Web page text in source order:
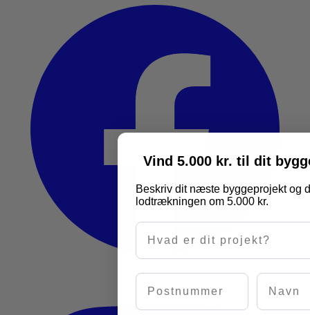
Vind 5.000 kr. til dit
Beskriv dit næste byggeprojekt og
lodtrækningen om 5.000 kr.
Hvad er dit projekt?
Postnummer Navn